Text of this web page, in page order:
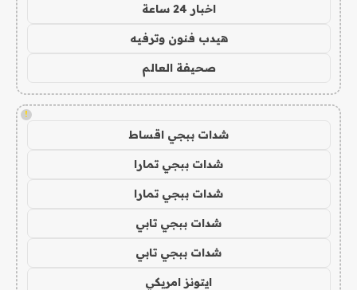
اخبار 24 ساعة
هيدب فنون وترفيه
صحيفة العالم
!
شدات ببجي اقساط
شدات ببجي تمارا
شدات ببجي تمارا
شدات ببجي تابي
شدات ببجي تابي
ايتونز امريكي